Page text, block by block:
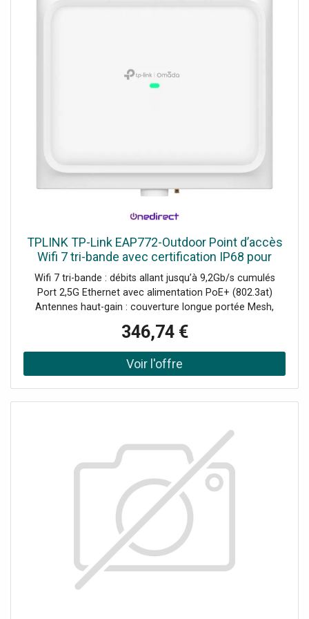
24 Volts.
TPLINK TP-Link EAP772-Outdoor Point d’accès
Wifi 7 tri-bande avec certification IP68 pour
l'extérieur, longue portée et port 2,5G PoE+, idéal
pour profiter
Wifi 7 tri-bande : débits allant jusqu’à 9,2Gb/s cumulés
Port 2,5G Ethernet avec alimentation PoE+ (802.3at)
Antennes haut-gain : couverture longue portée Mesh,
roaming IA et optimisation automatique des canaux
Gestion Cloud / Omada SDN avec supervision multi-site
Sécurité avancée : WPA3, VLAN, portail captif, détection
rogue AP Spécial extérieur : protection IP68 contre la
346,74 €